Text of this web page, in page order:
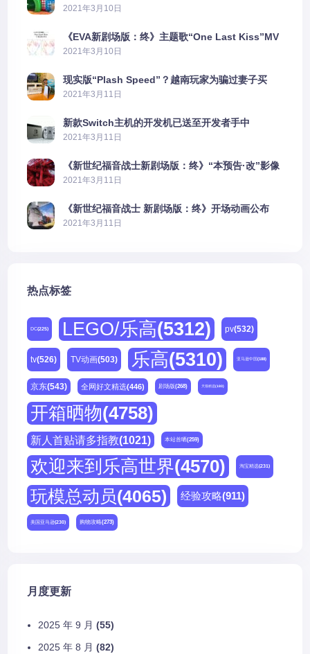
2021年3月10日
《EVA新剧场版：终》主题歌“One Last Kiss”MV
公布
2021年3月10日
现实版“Plash Speed”？越南玩家为骗过妻子买
PS5上演好戏
2021年3月11日
新款Switch主机的开发机已送至开发者手中
2021年3月11日
《新世纪福音战士新剧场版：终》“本预告·改”影像
公开
2021年3月11日
《新世纪福音战士 新剧场版：终》开场动画公布
2021年3月11日
热点标签
DC(225) LEGO/乐高(5312) pv(532)
tv(526) TV动画(503) 乐高(5310) 亚马逊中国(188)
京东(543) 全网好文精选(446) 剧场版(268) 天猫精选(180)
开箱晒物(4758)
新人首贴请多指教(1021) 本站首晒(259)
欢迎来到乐高世界(4570) 淘宝精选(231)
玩模总动员(4065) 经验攻略(911)
美国亚马逊(230) 购物攻略(273)
月度更新
2025 年 9 月 (55)
2025 年 8 月 (82)